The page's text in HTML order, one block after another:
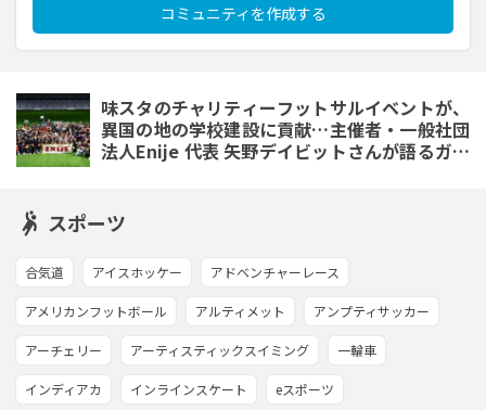
コミュニティを作成する
味スタのチャリティーフットサルイベントが、
異国の地の学校建設に貢献…主催者・一般社団
法人Enije 代表 矢野デイビットさんが語るガー
スポーツ
合気道 アイスホッケー アドベンチャーレース
アメリカンフットボール アルティメット アンプティサッカー
アーチェリー アーティスティックスイミング 一輪車
インディアカ インラインスケート eスポーツ